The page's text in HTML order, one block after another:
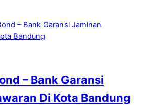
– Bank Garansi
Di Kota Bandung